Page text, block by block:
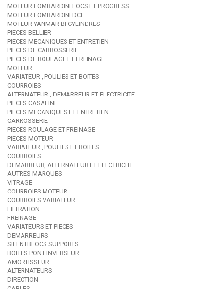
MOTEUR LOMBARDINI FOCS ET PROGRESS
MOTEUR LOMBARDINI DCI
MOTEUR YANMAR BI-CYLINDRES
PIECES BELLIER
PIECES MECANIQUES ET ENTRETIEN
PIECES DE CARROSSERIE
PIECES DE ROULAGE ET FREINAGE
MOTEUR
VARIATEUR , POULIES ET BOITES
COURROIES
ALTERNATEUR , DEMARREUR ET ELECTRICITE
PIECES CASALINI
PIECES MECANIQUES ET ENTRETIEN
CARROSSERIE
PIECES ROULAGE ET FREINAGE
PIECES MOTEUR
VARIATEUR , POULIES ET BOITES
COURROIES
DEMARREUR, ALTERNATEUR ET ELECTRICITE
AUTRES MARQUES
VITRAGE
COURROIES MOTEUR
COURROIES VARIATEUR
FILTRATION
FREINAGE
VARIATEURS ET PIECES
DEMARREURS
SILENTBLOCS SUPPORTS
BOITES PONT INVERSEUR
AMORTISSEUR
ALTERNATEURS
DIRECTION